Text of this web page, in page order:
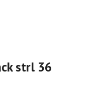
strl 36